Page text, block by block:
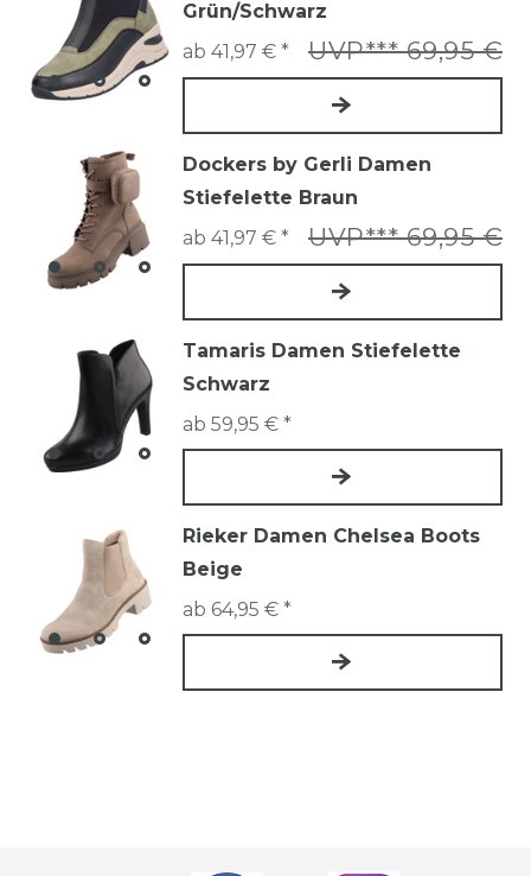
Grün/Schwarz
UVP*** 69,95 €
ab 41,97 € *
Dockers by Gerli Damen
Stiefelette Braun
UVP*** 69,95 €
ab 41,97 € *
Tamaris Damen Stiefelette
Schwarz
ab 59,95 € *
Rieker Damen Chelsea Boots
Beige
ab 64,95 € *